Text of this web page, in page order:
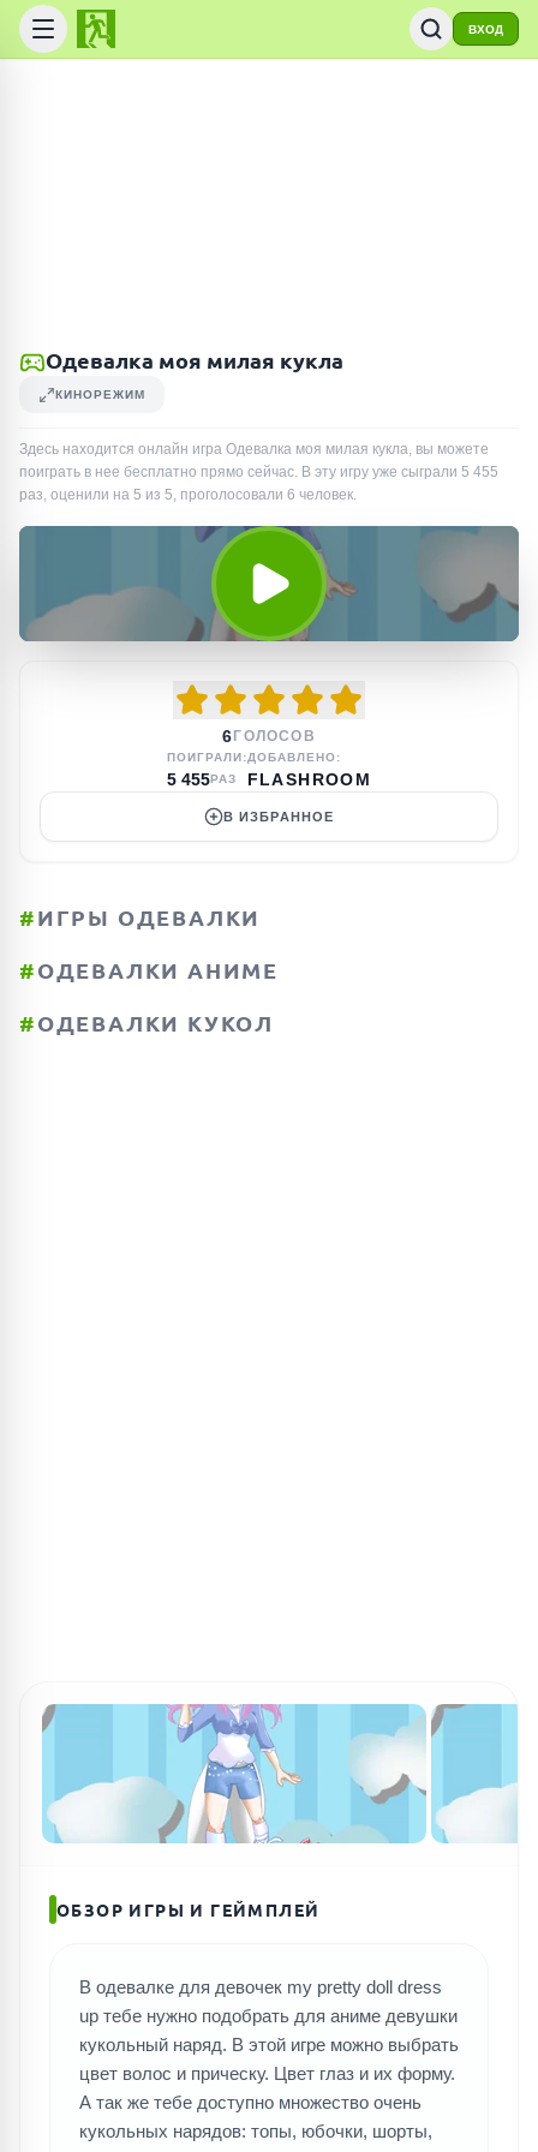
ВХОД
Одевалка моя милая кукла
КИНОРЕЖИМ
Здесь находится онлайн игра Одевалка моя милая кукла, вы можете
поиграть в нее бесплатно прямо сейчас. В эту игру уже сыграли 5 455
раз, оценили на 5 из 5, проголосовали 6 человек.
6 ГОЛОСОВ
ПОИГРАЛИ:
5 455РАЗ
ДОБАВЛЕНО:
FLASHROOM
В ИЗБРАННОЕ
#ИГРЫ ОДЕВАЛКИ
#ОДЕВАЛКИ АНИМЕ
#ОДЕВАЛКИ КУКОЛ
ОБЗОР ИГРЫ И ГЕЙМПЛЕЙ
В одевалке для девочек my pretty doll dress
up тебе нужно подобрать для аниме девушки
кукольный наряд. В этой игре можно выбрать
цвет волос и прическу. Цвет глаз и их форму.
А так же тебе доступно множество очень
кукольных нарядов: топы, юбочки, шорты,